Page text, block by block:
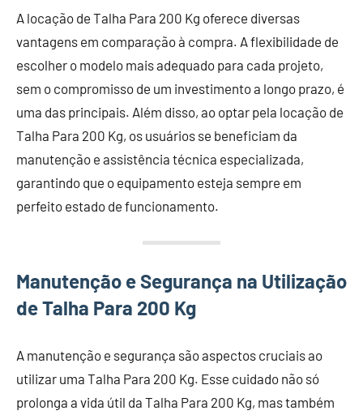
A locação de Talha Para 200 Kg oferece diversas
vantagens em comparação à compra. A flexibilidade de
escolher o modelo mais adequado para cada projeto,
sem o compromisso de um investimento a longo prazo, é
uma das principais. Além disso, ao optar pela locação de
Talha Para 200 Kg, os usuários se beneficiam da
manutenção e assistência técnica especializada,
garantindo que o equipamento esteja sempre em
perfeito estado de funcionamento.
Manutenção e Segurança na Utilização
de Talha Para 200 Kg
A manutenção e segurança são aspectos cruciais ao
utilizar uma Talha Para 200 Kg. Esse cuidado não só
prolonga a vida útil da Talha Para 200 Kg, mas também